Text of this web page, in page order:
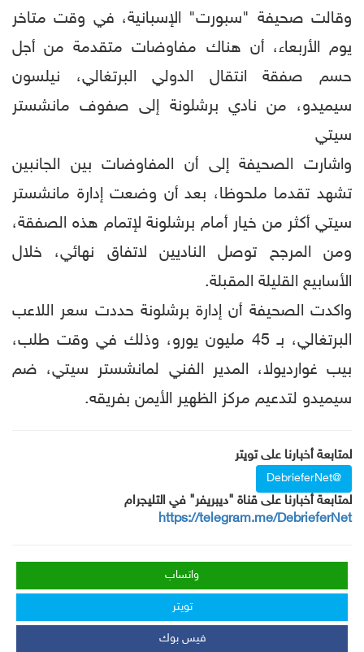
وقالت صحيفة "سبورت" الإسبانية، في وقت متاخر
يوم الأربعاء، أن هناك مفاوضات متقدمة من أجل
حسم صفقة انتقال الدولي البرتغالي، نيلسون
سيميدو، من نادي برشلونة إلى صفوف مانشستر
سيتي
واشارت الصحيفة إلى أن المفاوضات بين الجانبين
تشهد تقدما ملحوظا، بعد أن وضعت إدارة مانشستر
سيتي أكثر من خيار أمام برشلونة لإتمام هذه الصفقة،
ومن المرجح توصل الناديين لاتفاق نهائي، خلال
الأسابيع القليلة المقبلة.
واكدت الصحيفة أن إدارة برشلونة حددت سعر اللاعب
البرتغالي، بـ 45 مليون يورو، وذلك في وقت طلب،
بيب غوارديولا، المدير الفني لمانشستر سيتي، ضم
سيميدو لتدعيم مركز الظهير الأيمن بفريقه.
لمتابعة أخبارنا على تويتر
@DebrieferNet
لمتابعة أخبارنا على قناة "ديبريفر" في التليجرام
https://telegram.me/DebrieferNet
واتساب
تويتر
فيس بوك